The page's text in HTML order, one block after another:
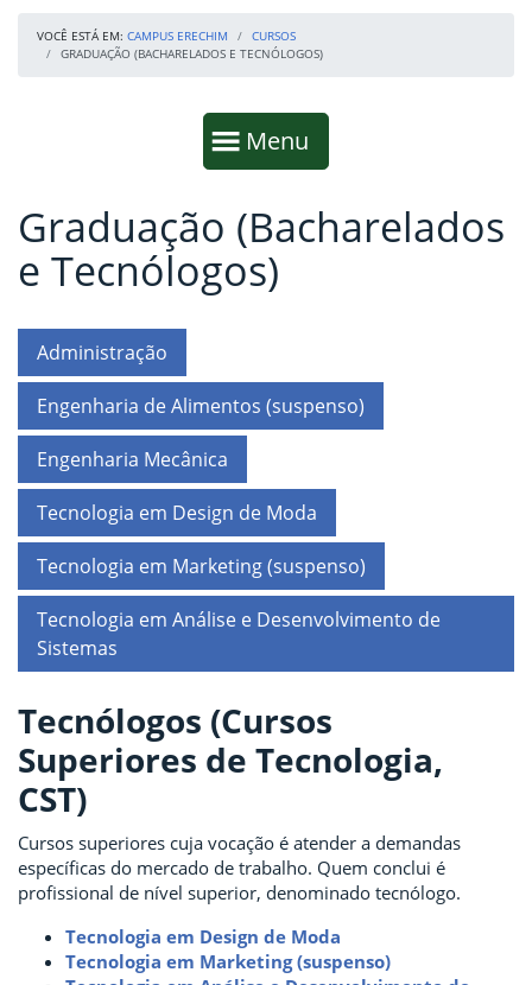
VOCÊ ESTÁ EM: CAMPUS ERECHIM
CURSOS
GRADUAÇÃO (BACHARELADOS E TECNÓLOGOS)
Mostrar
Menu
Fim da navegação
Início do conteúdo
Graduação (Bacharelados
e Tecnólogos)
Administração
Engenharia de Alimentos (suspenso)
Engenharia Mecânica
Tecnologia em Design de Moda
Tecnologia em Marketing (suspenso)
Tecnologia em Análise e Desenvolvimento de
Sistemas
Tecnólogos (Cursos
Superiores de Tecnologia,
CST)
Cursos superiores cuja vocação é atender a demandas
específicas do mercado de trabalho. Quem conclui é
profissional de nível superior, denominado tecnólogo.
Tecnologia em Design de Moda
Tecnologia em Marketing (suspenso)